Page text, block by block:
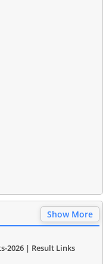
Show More
2026 | Result Links